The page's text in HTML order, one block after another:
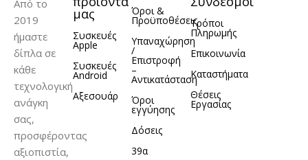
128GB 256GB
512GB
ΚΑΤΑΣΚΕΥΑΣΤΉΣ
Apple
128GB,256GB
512GB
ΚΑΤΑΣΚΕΥΑΣΤΉΣ
Από το
2019
ήμαστε
δίπλα σε
κάθε
τεχνολογική
ανάγκη
σας,
προσφέροντας
αξιοπιστία,
μας
Συσκευές
Apple
Συσκευές
Android
Αξεσουάρ
Όροι &
Προϋποθέσεις
Υπαναχώρηση
/
Επιστροφή
–
Αντικατάσταση
Όροι
εγγύησης
Δόσεις
39α
Τρόποι
Πληρωμής
Επικοινωνία
Καταστήματα
Θέσεις
Εργασίας